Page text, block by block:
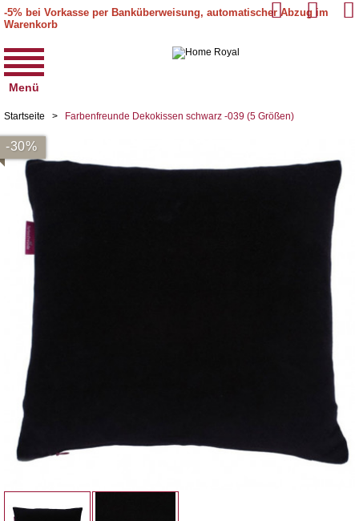
-5% bei Vorkasse per Banküberweisung, automatischer Abzug im
Warenkorb
Menü
Startseite > Farbenfreunde Dekokissen schwarz -039 (5 Größen)
-30%